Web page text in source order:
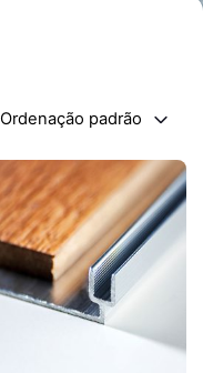
Ordenação padrão